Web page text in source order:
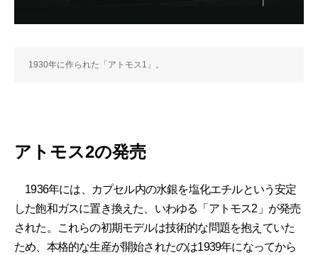
1930年に作られた「アトモス1」。
アトモス2の発売
1936年には、カプセル内の水銀を塩化エチルという安定
した飽和ガスに置き換えた、いわゆる「アトモス2」が発売
された。これらの初期モデルは技術的な問題を抱えていた
ため、本格的な生産が開始されたのは1939年になってから